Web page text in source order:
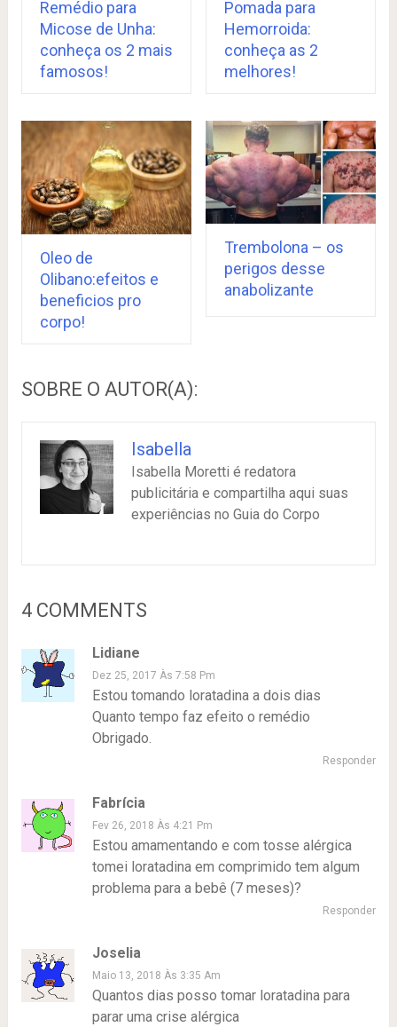
Remédio para
Micose de Unha:
conheça os 2 mais
famosos!
Pomada para
Hemorroida:
conheça as 2
melhores!
Oleo de
Olibano:efeitos e
beneficios pro
corpo!
Trembolona – os
perigos desse
anabolizante
SOBRE O AUTOR(A):
Isabella
Isabella Moretti é redatora
publicitária e compartilha aqui suas
experiências no Guia do Corpo
4 COMMENTS
Lidiane
Dez 25, 2017 Às 7:58 Pm
Estou tomando loratadina a dois dias
Quanto tempo faz efeito o remédio
Obrigado.
Responder
Fabrícia
Fev 26, 2018 Às 4:21 Pm
Estou amamentando e com tosse alérgica
tomei loratadina em comprimido tem algum
problema para a bebê (7 meses)?
Responder
Joselia
Maio 13, 2018 Às 3:35 Am
Quantos dias posso tomar loratadina para
parar uma crise alérgica